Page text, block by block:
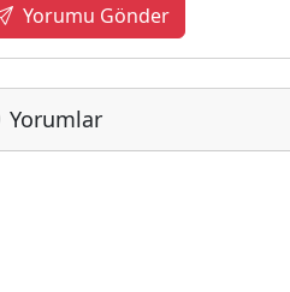
Yorumu Gönder
Yorumlar